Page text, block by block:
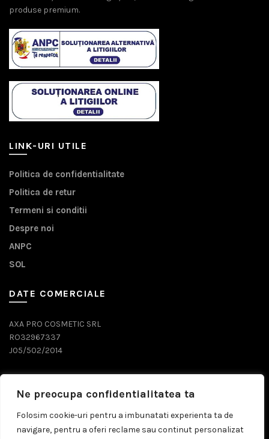
Ne preocupa confidentialitatea ta
Folosim cookie-uri pentru a imbunatati experienta ta de
navigare, pentru a oferi reclame sau continut personalizat
produse premium.
LINK-URI UTILE
Politica de confidentialitate
Politica de retur
Termeni si conditii
Despre noi
ANPC
SOL
DATE COMERCIALE
AXA PRO COSMETIC SRL
RO32967337
J05/502/2014
0743 071 579